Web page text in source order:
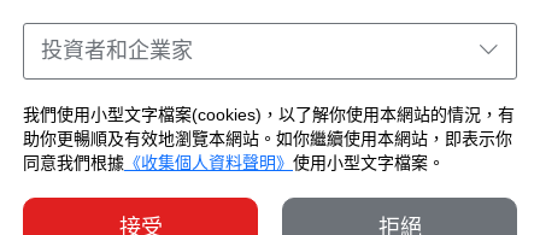
投資者和企業家
我們使用小型文字檔案(cookies)，以了解你使用本網站的情況，有
助你更暢順及有效地瀏覽本網站。如你繼續使用本網站，即表示你
同意我們根據 《收集個人資料聲明》 使用小型文字檔案。
接受 拒絕
網頁指南
聯絡我們
Copyright © Brand Hong Kong. All Rights
Reserved.